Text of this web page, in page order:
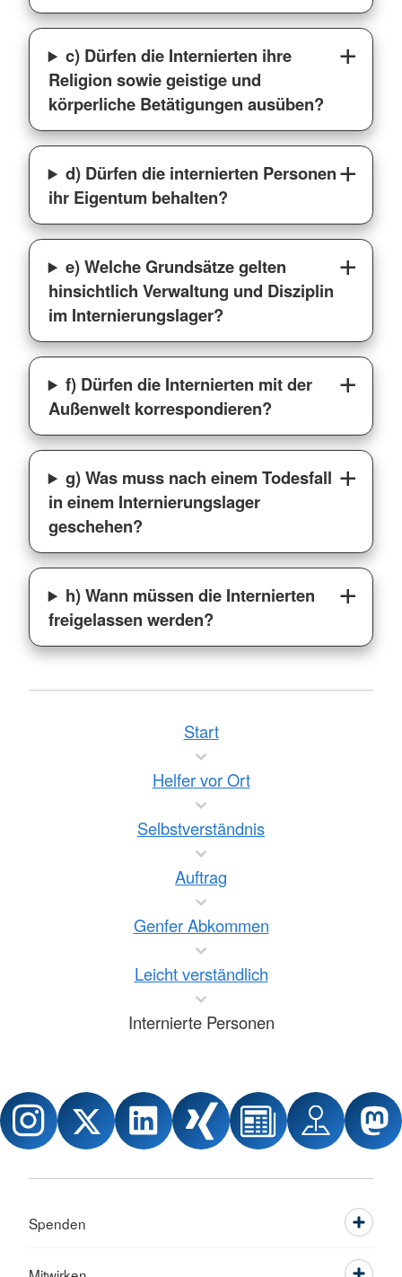
c) Dürfen die Internierten ihre
Religion sowie geistige und
körperliche Betätigungen ausüben?
d) Dürfen die internierten Personen
ihr Eigentum behalten?
e) Welche Grundsätze gelten
hinsichtlich Verwaltung und Disziplin
im Internierungslager?
f) Dürfen die Internierten mit der
Außenwelt korrespondieren?
g) Was muss nach einem Todesfall
in einem Internierungslager
geschehen?
h) Wann müssen die Internierten
freigelassen werden?
Start
Helfer vor Ort
Selbstverständnis
Auftrag
Genfer Abkommen
Leicht verständlich
Internierte Personen
Spenden